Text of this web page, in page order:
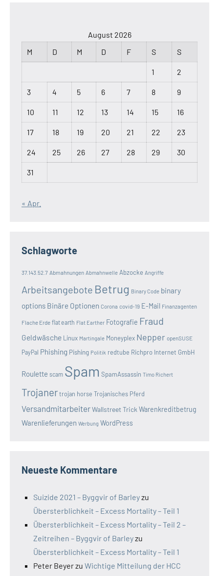
August 2026
M
D M D F S S
1 2
3 4 5 6 7 8 9
10 11 12 13 14 15 16
17 18 19 20 21 22 23
24 25 26 27 28 29 30
31
« Apr.
Schlagworte
37.143.52.7 Abmahnungen Abmahnwelle Abzocke Angriffe
Arbeitsangebote Betrug Binary Code binary
options Binäre Optionen Corona covid-19 E-Mail Finanzagenten
Flache Erde flat earth Flat Earther Fotografie Fraud
Geldwäsche Linux Martingale Moneyplex Nepper openSUSE
PayPal Phishing Pishing Politik redtube Richpro Internet GmbH
Roulette scam Spam SpamAssassin Timo Richert
Trojanertrojan horse Trojanisches Pferd
VersandmitarbeiterWallstreet Trick Warenkreditbetrug
Warenlieferungen Werbung WordPress
Neueste Kommentare
Suizide 2021 – Byggvir of Barleyzu
Übersterblichkeit – Excess Mortality – Teil 1
Übersterblichkeit – Excess Mortality – Teil 2 –
Zeitreihen – Byggvir of Barleyzu
Übersterblichkeit – Excess Mortality – Teil 1
Peter Beyerzu Wichtige Mitteilung der HCC